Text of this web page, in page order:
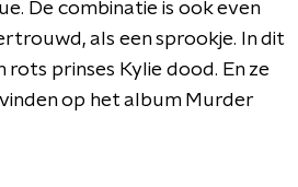
De combinatie is ook even
als een sprookje. In dit
prinses Kylie dood. En ze
op het album Murder